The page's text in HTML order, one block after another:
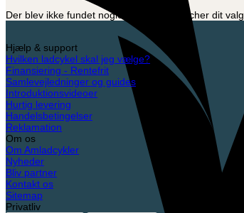
Der blev ikke fundet nogle varer, der matcher dit valg.
Hjælp & support
Hvilken ladcykel skal jeg vælge?
Finansiering - Rentefrit
Samlevejledninger og guides
Introduktionsvideoer
Hurtig levering
Handelsbetingelser
Reklamation
Om os
Om Amladcykler
Nyheder
Bliv partner
Kontakt os
Sitemap
Privatliv